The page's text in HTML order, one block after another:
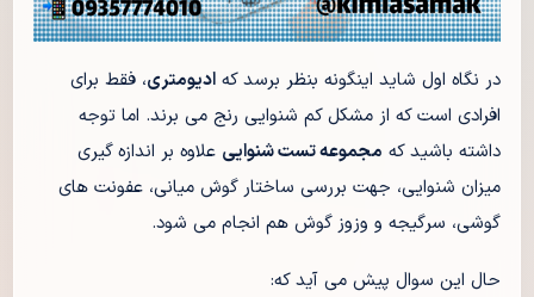
در نگاه اول شاید اینگونه بنظر برسد که ادیومتری، فقط برای
افرادی است که از مشکل کم شنوایی رنج می برند. اما توجه
داشته باشید که مجموعه تست شنوایی علاوه بر اندازه گیری
میزان شنوایی، جهت بررسی ساختار گوش میانی، عفونت های
گوشی، سرگیجه و وزوز گوش هم انجام می شود.
حال این سوال پیش می آید که: